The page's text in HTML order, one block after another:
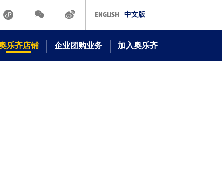
ENGLISH 中文版
乐齐店铺
企业团购业务
加入奥乐齐